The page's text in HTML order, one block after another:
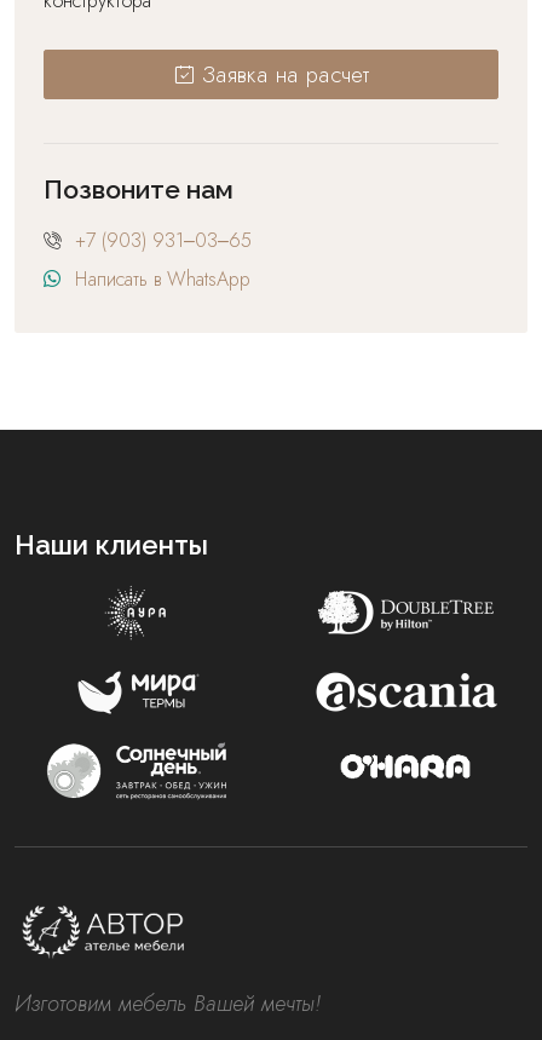
Заявка на расчет
Позвоните нам
+7 (903) 931‒03‒65
Написать в WhatsApp
Наши клиенты
Изготовим мебель Вашей мечты!